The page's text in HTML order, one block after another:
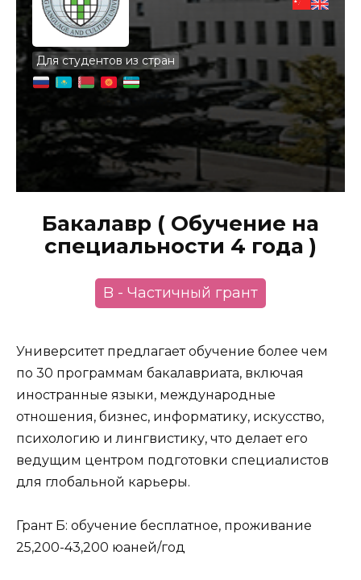
Для студентов из стран
Бакалавр ( Обучение на
специальности 4 года )
B - Частичный грант
Университет предлагает обучение более чем
по 30 программам бакалавриата, включая
иностранные языки, международные
отношения, бизнес, информатику, искусство,
психологию и лингвистику, что делает его
ведущим центром подготовки специалистов
для глобальной карьеры.
Грант Б: обучение бесплатное, проживание
25,200-43,200 юаней/год